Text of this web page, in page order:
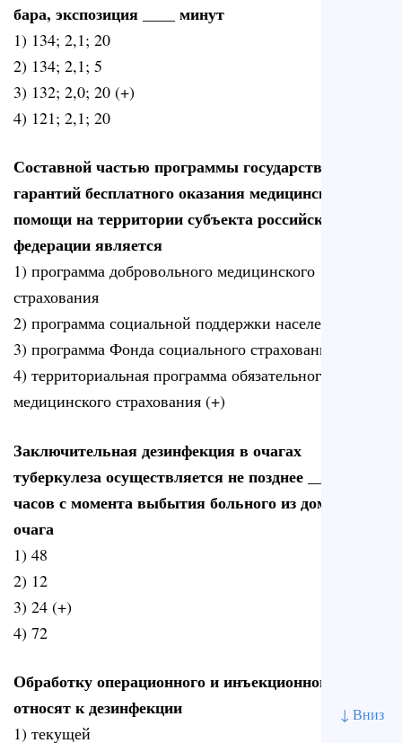
↓ Вниз
бара, экспозиция ____ минут
1) 134; 2,1; 20
2) 134; 2,1; 5
3) 132; 2,0; 20 (+)
4) 121; 2,1; 20
Составной частью программы государственных
гарантий бесплатного оказания медицинской
помощи на территории субъекта российской
федерации является
1) программа добровольного медицинского
страхования
2) программа социальной поддержки населения
3) программа Фонда социального страхования
4) территориальная программа обязательного
медицинского страхования (+)
Заключительная дезинфекция в очагах
туберкулеза осуществляется не позднее _____
часов с момента выбытия больного из домашнего
очага
1) 48
2) 12
3) 24 (+)
4) 72
Обработку операционного и инъекционного полей
относят к дезинфекции
1) текущей